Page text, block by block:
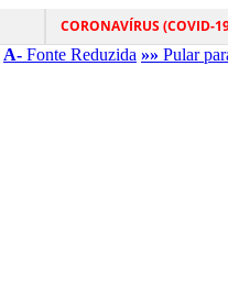
CORONAVÍRUS (COVID-
A- Fonte Reduzida »» Pular